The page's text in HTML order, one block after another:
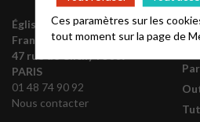
Église protestante unie de
France
47 rue de Clichy 75009
PARIS
01 48 74 90 92
Nous contacter
Ces paramètres sur les
tout moment sur la page de